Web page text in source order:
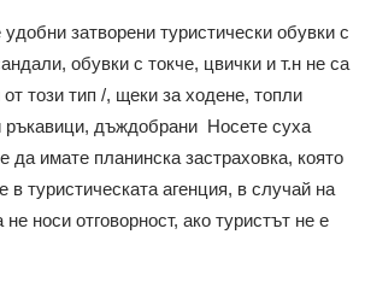
затворени туристически обувки с
обувки с токче, цвички и т.н не са
този тип /, щеки за ходене, топли
ръкавици, дъждобрани Носете суха
имате планинска застраховка, която
в туристическата агенция, в случай на
носи отговорност, ако туристът не е